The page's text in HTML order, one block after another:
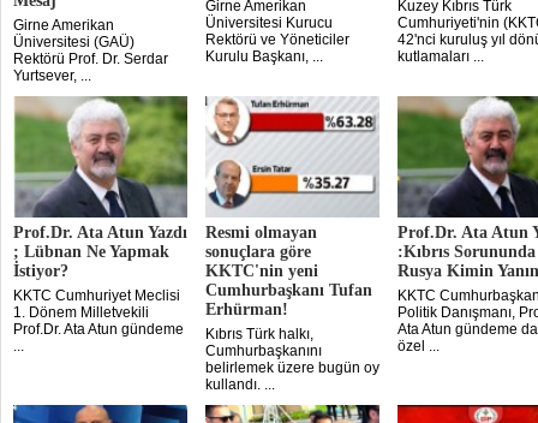
Girne Amerikan
Üniversitesi (GAÜ)
Rektörü Prof. Dr. Serdar
Yurtsever, ...
Girne Amerikan
Üniversitesi Kurucu
Rektörü ve Yöneticiler
Kurulu Başkanı, ...
Kuzey Kıbrıs Türk
Cumhuriyeti'nin
42'nci kuruluş yıl
kutlamaları ...
Prof.Dr. Ata Atun Yazdı
; Lübnan Ne Yapmak
İstiyor?
KKTC Cumhuriyet Meclisi
1. Dönem Milletvekili
Prof.Dr. Ata Atun gündeme
...
Resmi olmayan
sonuçlara göre
KKTC'nin yeni
Cumhurbaşkanı Tufan
Erhürman!
Kıbrıs Türk halkı,
Cumhurbaşkanını
belirlemek üzere bugün oy
kullandı. ...
Prof.Dr. Ata Atun
:Kıbrıs Sorununda
Rusya Kimin
KKTC
Politik Danışmanı,
Ata Atun gündeme
özel ...